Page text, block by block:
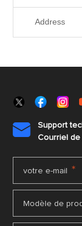
Address

Support
Courriel
votre e-mail *
Modèle de